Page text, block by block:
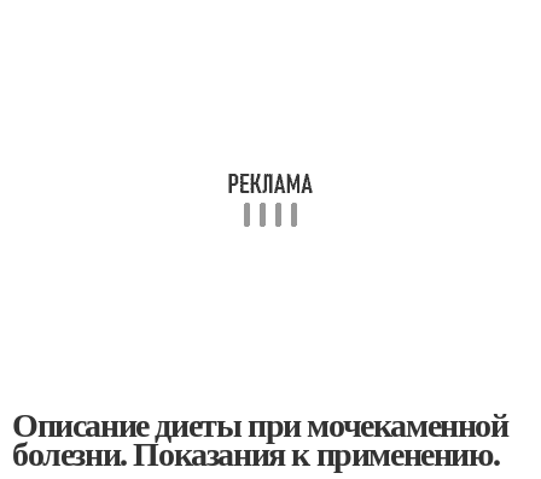
Описание диеты при мочекаменной
болезни. Показания к применению.